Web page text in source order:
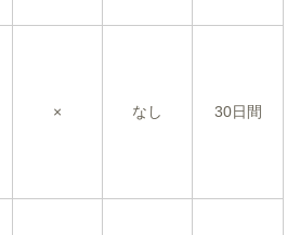
× なし 30日間